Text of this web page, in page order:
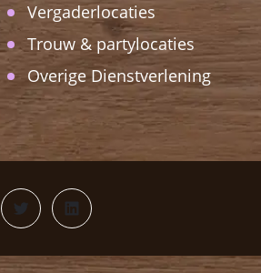
Vergaderlocaties
Trouw & partylocaties
Overige Dienstverlening
TwitterLinkedIn